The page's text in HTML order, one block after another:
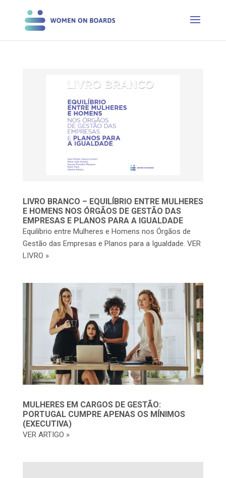
LIVRO BRANCO – EQUILÍBRIO ENTRE MULHERES
E HOMENS NOS ÓRGÃOS DE GESTÃO DAS
EMPRESAS E PLANOS PARA A IGUALDADE
Equilíbrio entre Mulheres e Homens nos Órgãos de
Gestão das Empresas e Planos para a Igualdade. VER
LIVRO »
MULHERES EM CARGOS DE GESTÃO:
PORTUGAL CUMPRE APENAS OS MÍNIMOS
(EXECUTIVA)
VER ARTIGO »